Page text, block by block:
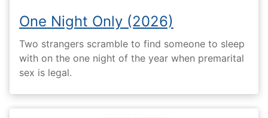
One Night Only (2026)
Two strangers scramble to find someone to sleep
with on the one night of the year when premarital
sex is legal.